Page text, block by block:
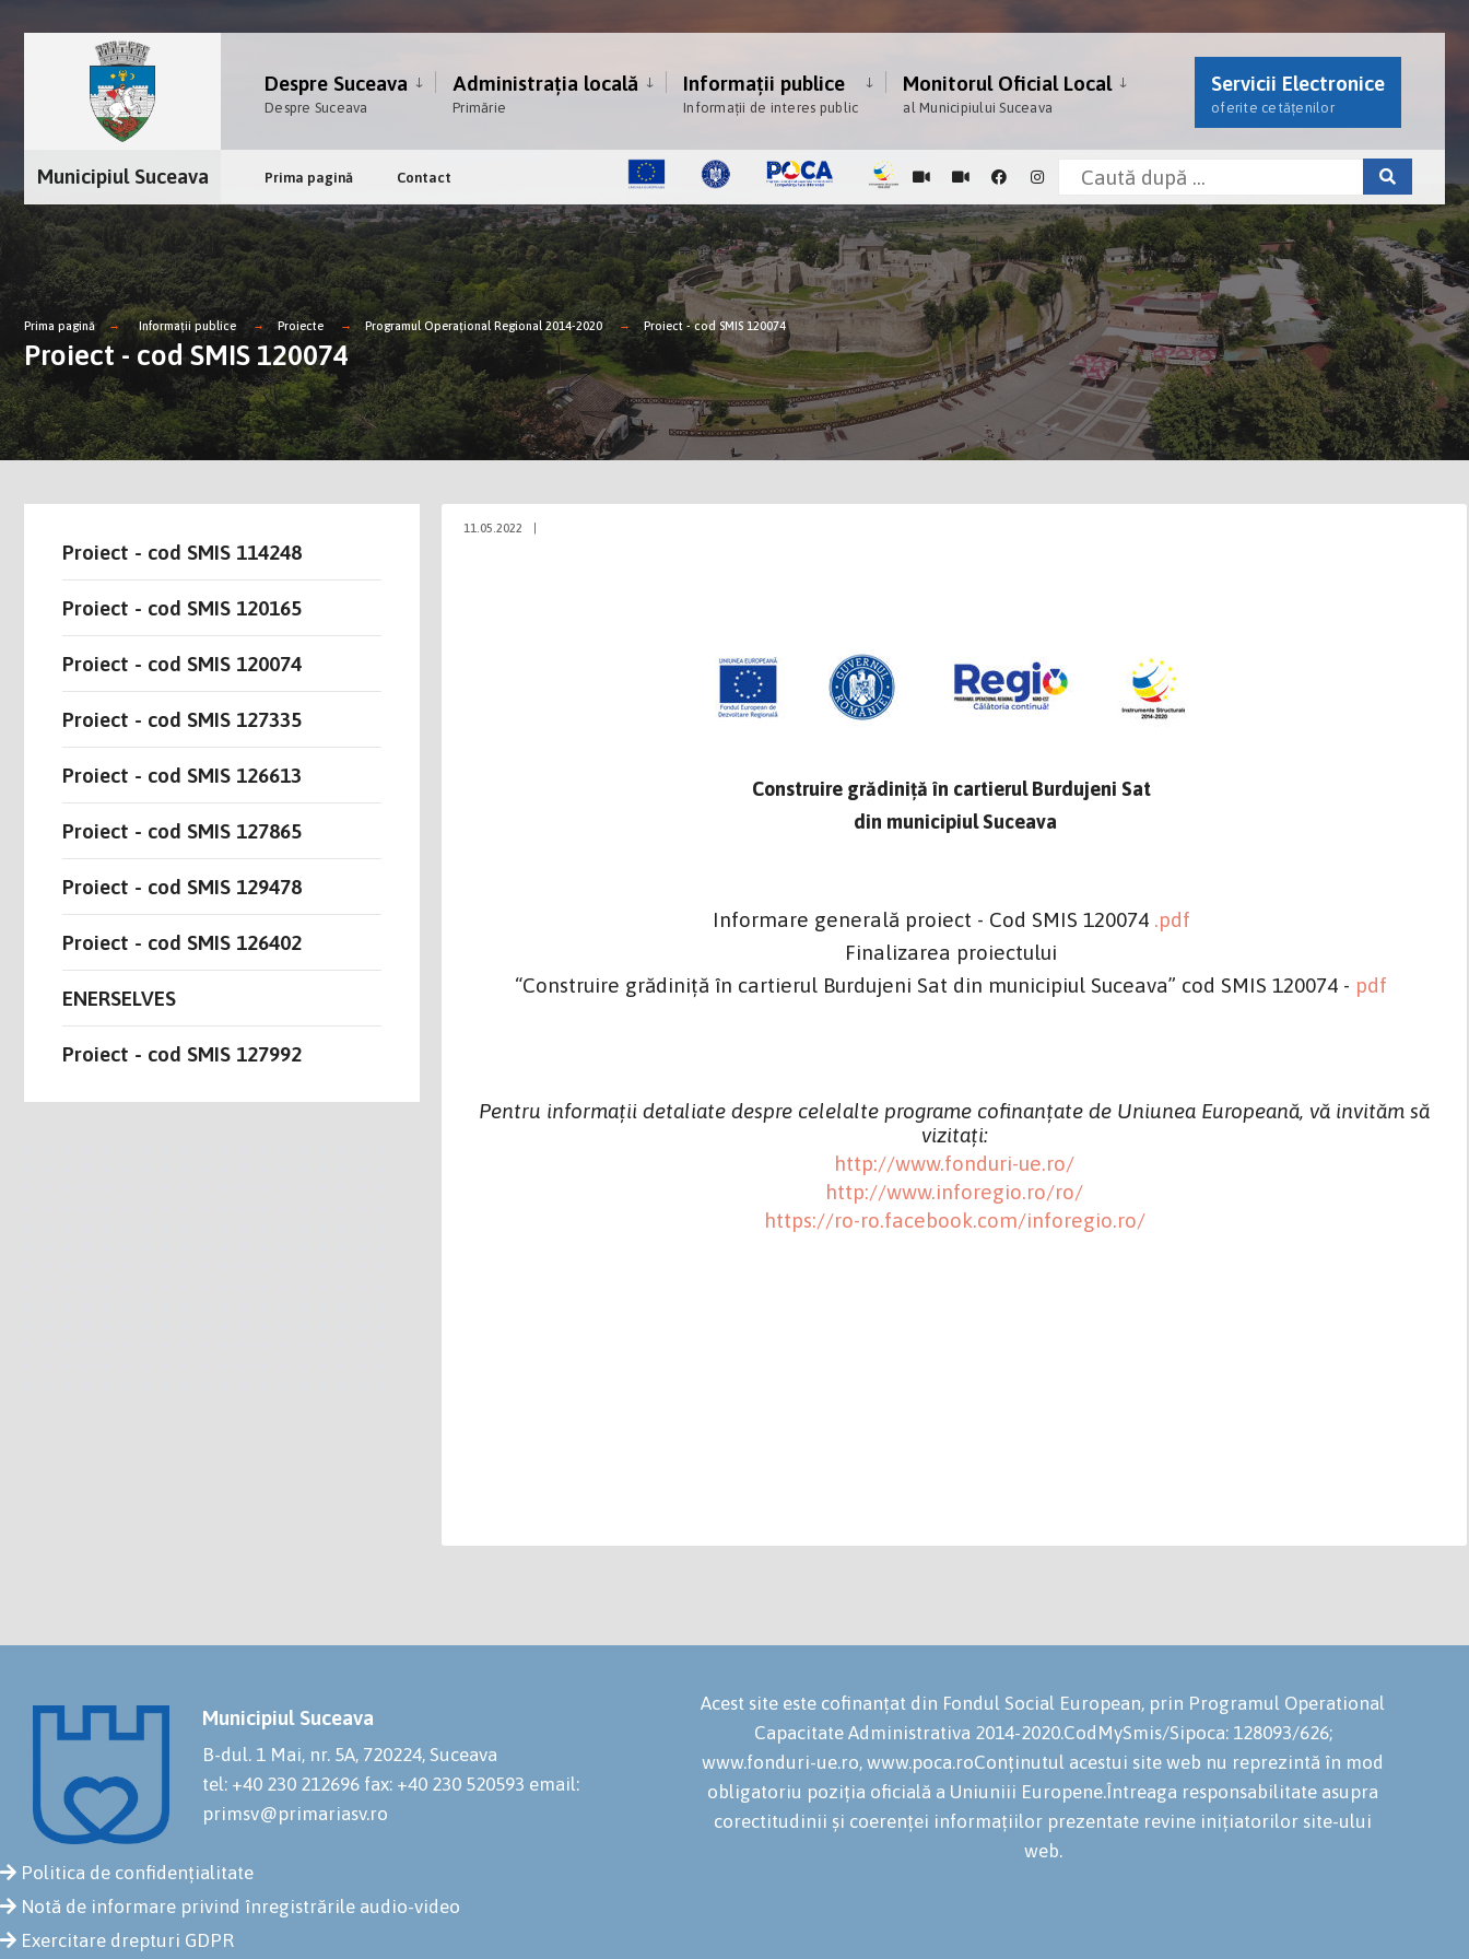
Despre Suceava
Despre Suceava
Administrația locală
Primărie
Informații publice
Informații de interes public
Monitorul Oficial Local
al Municipiului Suceava
Servicii Electronice
oferite cetățenilor
Municipiul Suceava Prima pagină Contact
Prima pagină Informații publice Proiecte Programul Operațional Regional 2014-2020 Proiect - cod SMIS 120074
Proiect - cod SMIS 120074
11.05.2022
Construire grădiniţă în cartierul Burdujeni Sat
din municipiul Suceava
Informare generală proiect - Cod SMIS 120074 .pdf
Finalizarea proiectului
“Construire grădiniţă în cartierul Burdujeni Sat din municipiul Suceava” cod SMIS 120074 - pdf
Pentru informații detaliate despre celelalte programe cofinanțate de Uniunea Europeană, vă invităm să
vizitați:
http://www.fonduri-ue.ro/
http://www.inforegio.ro/ro/
https://ro-ro.facebook.com/inforegio.ro/
Proiect - cod SMIS 114248
Proiect - cod SMIS 120165
Proiect - cod SMIS 120074
Proiect - cod SMIS 127335
Proiect - cod SMIS 126613
Proiect - cod SMIS 127865
Proiect - cod SMIS 129478
Proiect - cod SMIS 126402
ENERSELVES
Proiect - cod SMIS 127992
Municipiul Suceava
B-dul. 1 Mai, nr. 5A, 720224, Suceava
tel: +40 230 212696 fax: +40 230 520593 email:
primsv@primariasv.ro
Politica de confidențialitate
Notă de informare privind înregistrările audio-video
Exercitare drepturi GDPR
Acest site este cofinanțat din Fondul Social European, prin Programul Operational
Capacitate Administrativa 2014-2020.CodMySmis/Sipoca: 128093/626;
www.fonduri-ue.ro, www.poca.roConținutul acestui site web nu reprezintă în mod
obligatoriu poziția oficială a Uniuniii Europene.Întreaga responsabilitate asupra
corectitudinii și coerenței informațiilor prezentate revine inițiatorilor site-ului
web.